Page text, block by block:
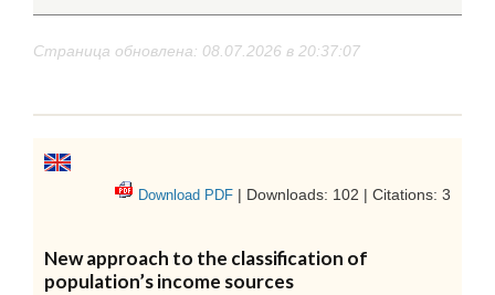
Страница обновлена: 08.07.2026 в 20:37:07
Download PDF | Downloads: 102 | Citations: 3
New approach to the classification of
population’s income sources